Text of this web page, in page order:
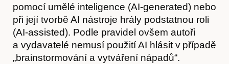
pomocí umělé inteligence (AI-generated) nebo
při její tvorbě AI nástroje hrály podstatnou roli
(AI-assisted). Podle pravidel ovšem autoři
a vydavatelé nemusí použití AI hlásit v případě
„brainstormování a vytváření nápadů“.